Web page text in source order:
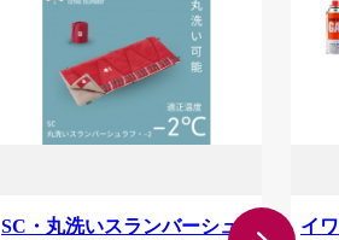
SC・丸洗いスランバーシュ
イ